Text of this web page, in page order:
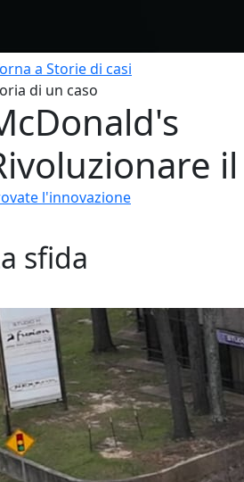
a Storie di casi
di un caso
l'innovazione
sfida
centro comunitario
è un'icona mondiale del
del cliente. A
per la comunità per i
e suo figlio Tyler, che è
anche i loro vicini. Questo
di servire i clienti locali in